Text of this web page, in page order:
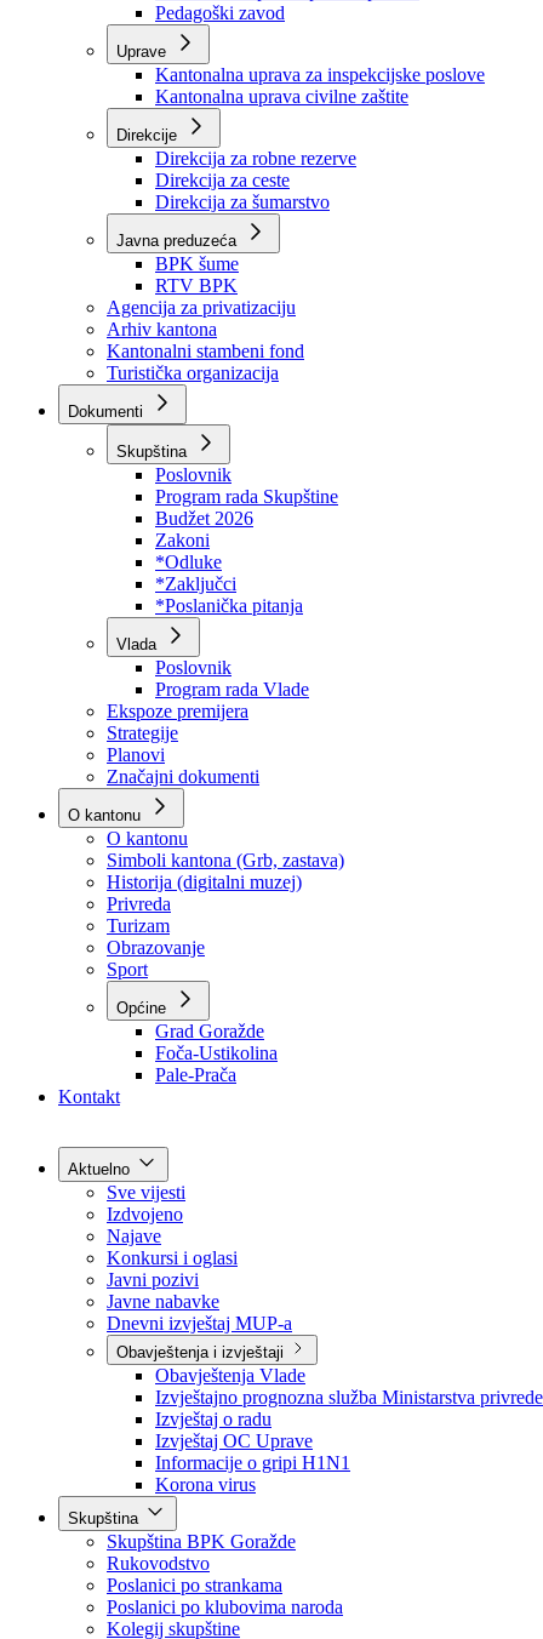
Zavod zdravstvenog osiguranja
Zavod za javno zdravstvo
Zavod za besplatnu pravnu pomoć
Pedagoški zavod
Kantonalna uprava za inspekcijske poslove
Kantonalna uprava civilne zaštite
Direkcije
Direkcija za robne rezerve
Direkcija za ceste
Direkcija za šumarstvo
Javna preduzeća
BPK šume
RTV BPK
Agencija za privatizaciju
Arhiv kantona
Kantonalni stambeni fond
Turistička organizacija
Dokumenti
Skupština
Poslovnik
Program rada Skupštine
Budžet 2026
Zakoni
*Odluke
*Zaključci
*Poslanička pitanja
Vlada
Poslovnik
Program rada Vlade
Ekspoze premijera
Strategije
Planovi
Značajni dokumenti
O kantonu
O kantonu
Simboli kantona (Grb, zastava)
Historija (digitalni muzej)
Privreda
Turizam
Obrazovanje
Sport
Općine
Kontakt
Aktuelno
Sve vijesti
Izdvojeno
Najave
Konkursi i oglasi
Javni pozivi
Javne nabavke
Dnevni izvještaj MUP-a
Obavještenja i izvještaji
Obavještenja Vlade
Izvještajno prognozna služba Ministarstva privrede
Izvještaj o radu
Izvještaj OC Uprave
Informacije o gripi H1N1
Korona virus
Skupština
Skupština BPK Goražde
Rukovodstvo